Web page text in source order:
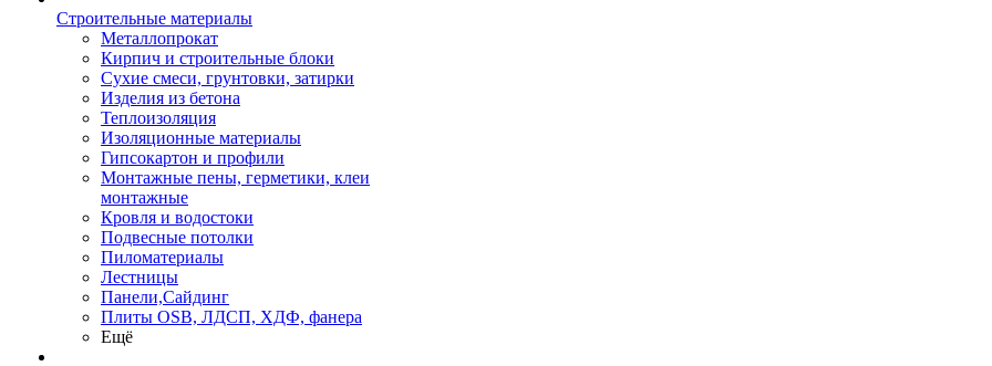
Строительные материалы
Металлопрокат
Кирпич и строительные блоки
Сухие смеси, грунтовки, затирки
Изделия из бетона
Теплоизоляция
Изоляционные материалы
Гипсокартон и профили
Монтажные пены, герметики, клеи
монтажные
Кровля и водостоки
Подвесные потолки
Пиломатериалы
Лестницы
Панели,Сайдинг
Плиты OSB, ЛДСП, ХДФ, фанера
Ещё